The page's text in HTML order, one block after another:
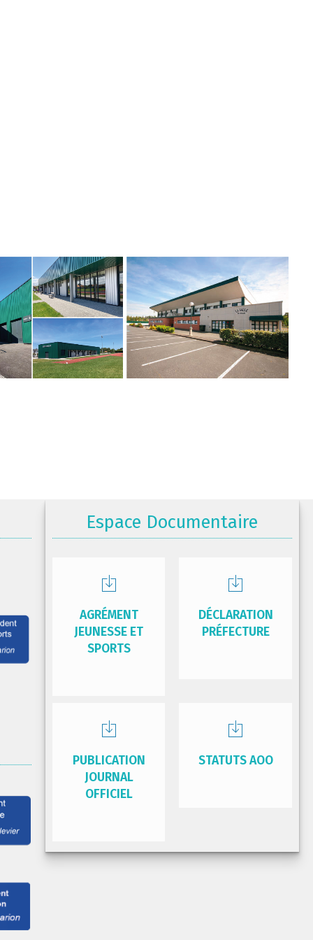
Espace Documentaire
AGRÉMENT
JEUNESSE ET
SPORTS
DÉCLARATION
PRÉFECTURE
PUBLICATION
JOURNAL
OFFICIEL
STATUTS AOO